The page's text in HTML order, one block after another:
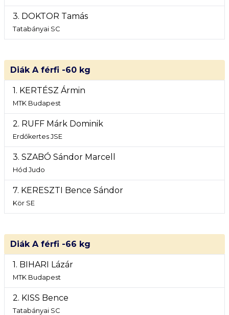
3. DOKTOR Tamás
Tatabányai SC
Diák A férfi -60 kg
1. KERTÉSZ Ármin
MTK Budapest
2. RUFF Márk Dominik
Erdőkertes JSE
3. SZABÓ Sándor Marcell
Hód Judo
7. KERESZTI Bence Sándor
Kör SE
Diák A férfi -66 kg
1. BIHARI Lázár
MTK Budapest
2. KISS Bence
Tatabányai SC